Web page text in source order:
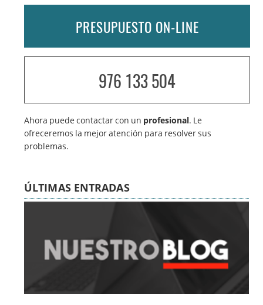
PRESUPUESTO ON-LINE
976 133 504
Ahora puede contactar con un profesional. Le
ofreceremos la mejor atención para resolver sus
problemas.
ÚLTIMAS ENTRADAS